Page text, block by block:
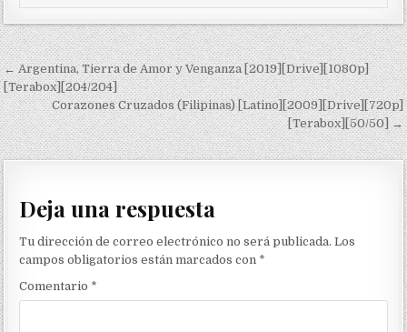
Navegación de entradas
← Argentina, Tierra de Amor y Venganza [2019][Drive][1080p]
[Terabox][204/204]
Corazones Cruzados (Filipinas) [Latino][2009][Drive][720p]
[Terabox][50/50] →
Deja una respuesta
Tu dirección de correo electrónico no será publicada. Los
campos obligatorios están marcados con *
Comentario *